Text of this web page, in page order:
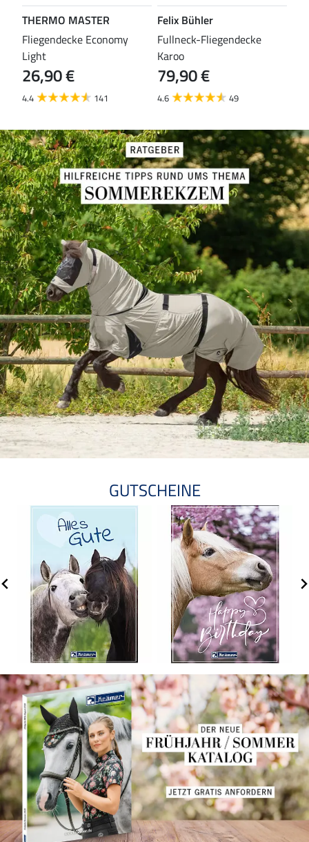
THERMO MASTER
Fliegendecke Economy
Light
26,90 €
4.4 141
Felix Bühler
Fullneck-Fliegendecke
Karoo
79,90 €
4.6 49
GUTSCHEINE